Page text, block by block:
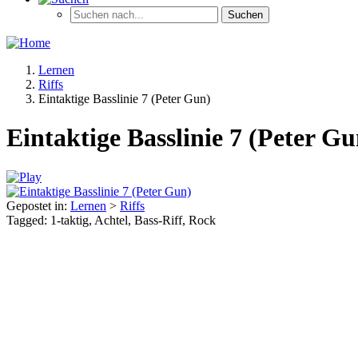
Lernen
Riffs
Eintaktige Basslinie 7 (Peter Gun)
Eintaktige Basslinie 7 (Peter
Gepostet in: Lernen > Riffs
Tagged: 1-taktig, Achtel, Bass-Riff, Rock